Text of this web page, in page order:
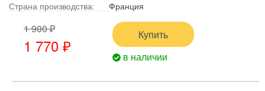
Страна производства:
Франция
1 900 ₽
1 770 ₽
Купить
в наличии